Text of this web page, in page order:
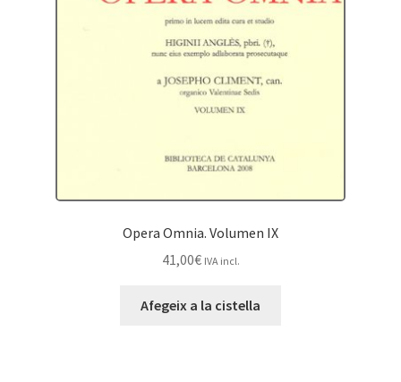
Opera Omnia. Volumen IX
41,00€ IVA incl.
Afegeix a la cistella